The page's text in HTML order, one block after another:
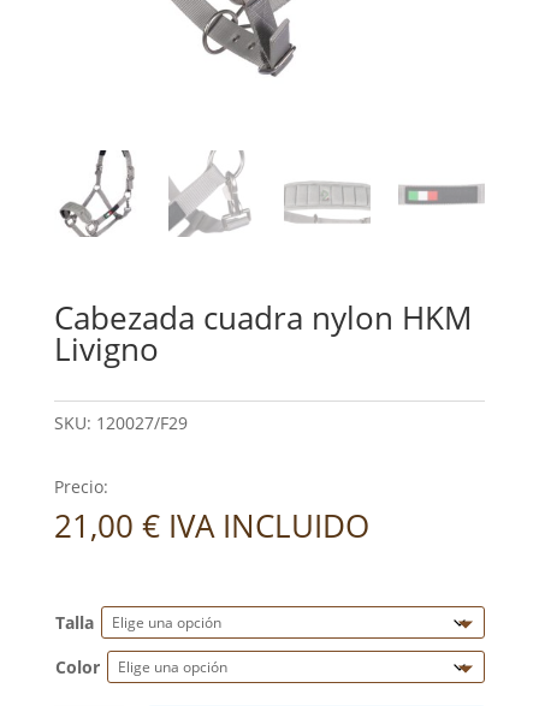
Cabezada cuadra nylon HKM
Livigno
SKU: 120027/F29
Precio:
21,00 € IVA INCLUIDO
Talla
Color